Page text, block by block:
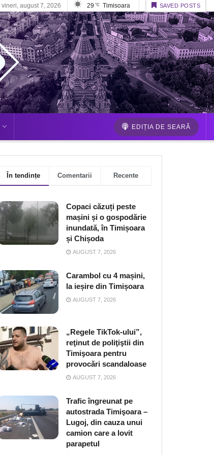
vineri, august 7, 2026 29 °C Timisoara SAVED POSTS
EDIȚIA DE SEARĂ
În tendințe Comentarii Recente
Copaci căzuți peste
mașini și o gospodărie
inundată, în Timișoara
și Chișoda
AUGUST 7, 2026
Carambol cu 4 mașini,
la ieșire din Timișoara
AUGUST 7, 2026
„Regele TikTok-ului”,
reţinut de poliţiştii din
Timişoara pentru
provocări scandaloase
AUGUST 7, 2026
Trafic îngreunat pe
autostrada Timişoara –
Lugoj, din cauza unui
camion care a lovit
parapetul